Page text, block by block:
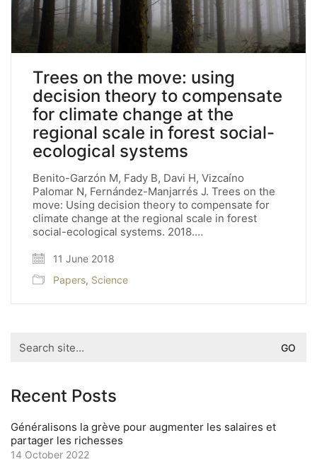
Trees on the move: using
decision theory to compensate
for climate change at the
regional scale in forest social-
ecological systems
Benito-Garzón M, Fady B, Davi H, Vizcaíno
Palomar N, Fernández-Manjarrés J. Trees on the
move: Using decision theory to compensate for
climate change at the regional scale in forest
social-ecological systems. 2018.…
11 June 2018
Papers, Science
for:
Recent Posts
Généralisons la grève pour augmenter les salaires et
partager les richesses
14 October 2022